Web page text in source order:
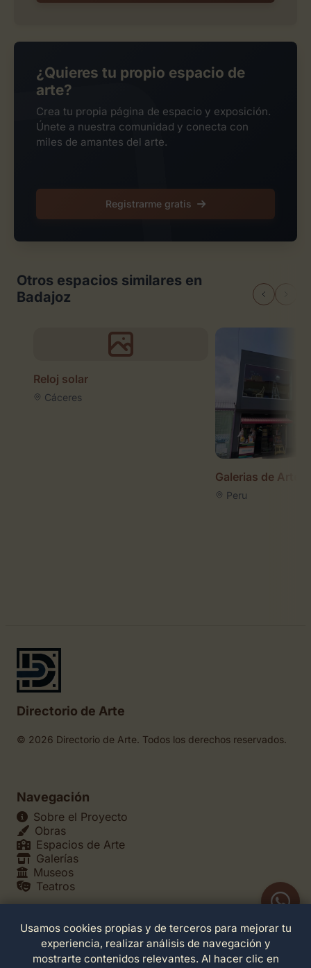
¿Quieres tu propio espacio de
arte?
Crea tu propia página de espacio y exposición.
Únete a nuestra comunidad y conecta con
miles de amantes del arte.
Registrarme gratis
Otros espacios similares en
Badajoz
Reloj solar
Cáceres
Galerias de Arte
Peru
Directorio de Arte
© 2026 Directorio de Arte. Todos los derechos reservados.
Navegación
Sobre el Proyecto
Obras
Espacios de Arte
Galerías
Museos
Teatros
Legales
Política de Privacidad
Usamos cookies propias y de terceros para mejorar tu
experiencia, realizar análisis de navegación y
mostrarte contenidos relevantes. Al hacer clic en